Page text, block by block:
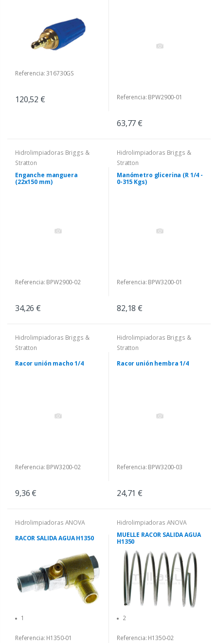
Referencia: 316730GS
120,52 € Referencia: BPW2900-01
63,77 €
Hidrolimpiadoras Briggs &
Stratton
Enganche manguera
(22x150 mm)
Referencia: BPW2900-02
34,26 €
Hidrolimpiadoras Briggs &
Stratton
Manómetro glicerina (R 1/4 -
0-315 Kgs)
Referencia: BPW3200-01
82,18 €
Hidrolimpiadoras Briggs &
Stratton
Racor unión macho 1/4
Referencia: BPW3200-02
9,36 €
Hidrolimpiadoras Briggs &
Stratton
Racor unión hembra 1/4
Referencia: BPW3200-03
24,71 €
Hidrolimpiadoras ANOVA
RACOR SALIDA AGUA H1350
1
Referencia: H1350-01
Hidrolimpiadoras ANOVA
MUELLE RACOR SALIDA AGUA
H1350
2
Referencia: H1350-02